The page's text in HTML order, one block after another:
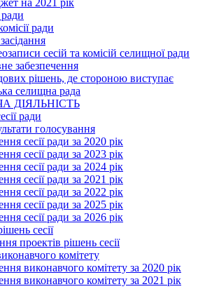
на 2021 рік
ради
сесій та комісій селищної ради
забезпечення
рішень, де стороною виступає
селищна рада
ДІЯЛЬНІСТЬ
ради
голосування
сесії ради за 2020 рік
сесії ради за 2023 рік
сесії ради за 2024 рік
сесії ради за 2021 рік
сесії ради за 2022 рік
сесії ради за 2025 рік
сесії ради за 2026 рік
сесії
проектів рішень сесії
комітету
виконавчого комітету за 2020 рік
виконавчого комітету за 2021 рік